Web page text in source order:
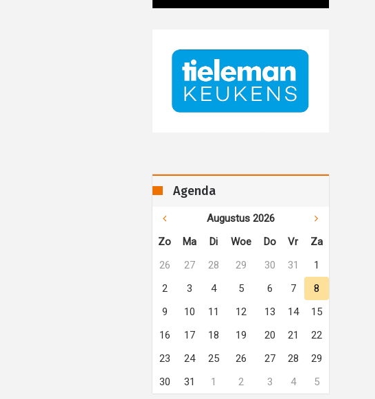
Agenda
Augustus 2026
Zo
Ma Di Woe Do Vr
Za
26
27 28 29 30 31
1
2
3 4 5 6 7
8
9
10 11 12 13 14
15
16
17 18 19 20 21
22
23
24 25 26 27 28
29
30
31 1 2 3 4 5